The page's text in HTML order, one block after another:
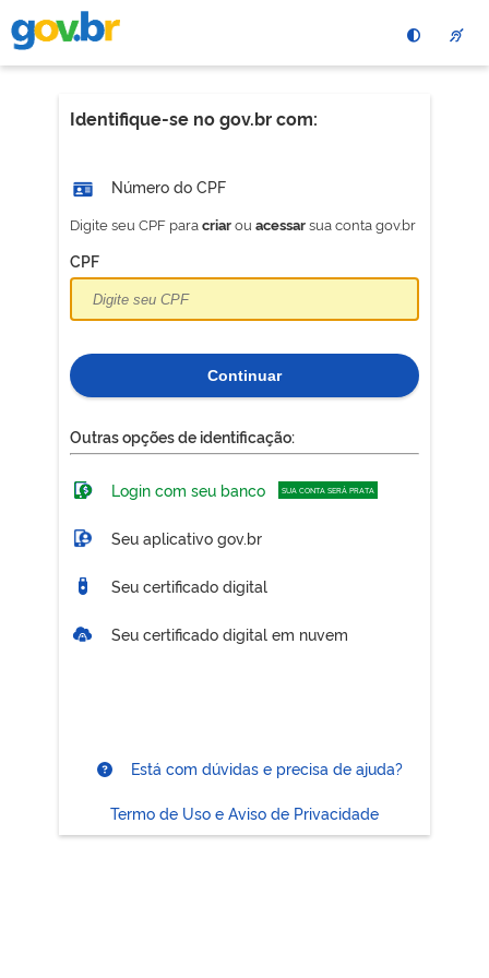
para
conteÃºdo
Identifique-se no gov.br com:
Número do CPF
Digite seu CPF paracriarou acessarsua conta gov.br
CPF
Continuar
Outras opções de identificação:
Login com seu banco SUA CONTA SERÁ PRATA
Seu aplicativo gov.br
Seu certificado digital
Seu certificado digital em nuvem
Está com dúvidas e precisa de ajuda?
Termo de Uso e Aviso de Privacidade